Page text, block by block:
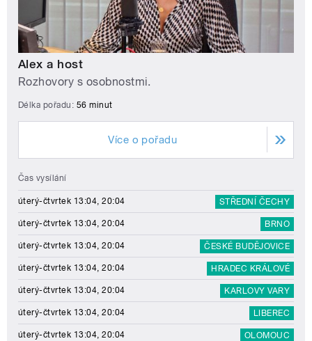
Alex a host
Rozhovory s osobnostmi.
Délka pořadu: 56 minut
Více o pořadu
Čas vysílání
úterý-čtvrtek 13:04, 20:04 STŘEDNÍ ČECHY
úterý-čtvrtek 13:04, 20:04 BRNO
úterý-čtvrtek 13:04, 20:04 ČESKÉ BUDĚJOVICE
úterý-čtvrtek 13:04, 20:04 HRADEC KRÁLOVÉ
úterý-čtvrtek 13:04, 20:04 KARLOVY VARY
úterý-čtvrtek 13:04, 20:04 LIBEREC
úterý-čtvrtek 13:04, 20:04 OLOMOUC